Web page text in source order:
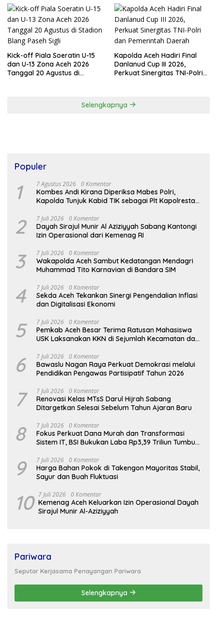
Kick-off Piala Soeratin U-15
dan U-13 Zona Aceh 2026
Tanggal 20 Agustus di
Kapolda Aceh Hadiri Final
Danlanud Cup III 2026,
Perkuat Sinergitas TNI-Polri
Selengkapnya
Populer
1 7 Agustus 2026 0 Komentar
Kombes Andi Kirana Diperiksa Mabes Polri,
Kapolda Tunjuk Kabid TIK sebagai Plt Kapolresta
2 7 Juli 2026 0 Komentar
Dayah Sirajul Munir Al Aziziyyah Sabang Kantongi
Izin Operasional dari Kemenag RI
3 7 Juli 2026 0 Komentar
Wakapolda Aceh Sambut Kedatangan Mendagri
Muhammad Tito Karnavian di Bandara SIM
4 7 Juli 2026 0 Komentar
Sekda Aceh Tekankan Sinergi Pengendalian Inflasi
dan Digitalisasi Ekonomi
5 7 Juli 2026 0 Komentar
Pemkab Aceh Besar Terima Ratusan Mahasiswa
USK Laksanakan KKN di Sejumlah Kecamatan dan
6 7 Juli 2026 0 Komentar
Bawaslu Nagan Raya Perkuat Demokrasi melalui
Pendidikan Pengawas Partisipatif Tahun 2026
7 7 Juli 2026 0 Komentar
Renovasi Kelas MTsS Darul Hijrah Sabang
Ditargetkan Selesai Sebelum Tahun Ajaran Baru
8 7 Juli 2026 0 Komentar
Fokus Perkuat Dana Murah dan Transformasi
Sistem IT, BSI Bukukan Laba Rp3,39 Triliun Tumbuh
9 7 Juli 2026 0 Komentar
Harga Bahan Pokok di Takengon Mayoritas Stabil,
Sayur dan Buah Fluktuasi
10 7 Juli 2026 0 Komentar
Kemenag Aceh Keluarkan Izin Operasional Dayah
Sirajul Munir Al-Aziziyyah
Pariwara
Seputar Kerjasama Penayangan Pariwara
Selengkapnya